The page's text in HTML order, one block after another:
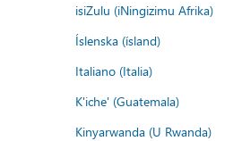
isiZulu (iNingizimu Afrika)
Íslenska (ísland)
Italiano (Italia)
K'iche' (Guatemala)
Kinyarwanda (U Rwanda)